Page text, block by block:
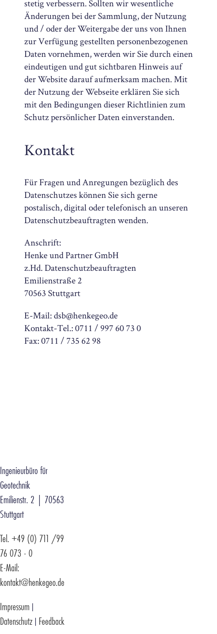
stetig verbessern. Sollten wir wesentliche
Änderungen bei der Sammlung, der Nutzung
und / oder der Weitergabe der uns von Ihnen
zur Verfügung gestellten personenbezogenen
Daten vornehmen, werden wir Sie durch einen
eindeutigen und gut sichtbaren Hinweis auf
der Website darauf aufmerksam machen. Mit
der Nutzung der Webseite erklären Sie sich
mit den Bedingungen dieser Richtlinien zum
Schutz persönlicher Daten einverstanden.
Kontakt
Für Fragen und Anregungen bezüglich des
Datenschutzes können Sie sich gerne
postalisch, digital oder telefonisch an unseren
Datenschutzbeauftragten wenden.
Anschrift:
Henke und Partner GmbH
z.Hd. Datenschutzbeauftragten
Emilienstraße 2
70563 Stuttgart
E-Mail: dsb@henkegeo.de
Kontakt-Tel.: 0711 / 997 60 73 0
Fax: 0711 / 735 62 98
Ingenieurbüro für
Geotechnik
Emilienstr. 2 | 70563
Stuttgart
Tel. +49 (0) 711 /99
76 073 - 0
E-Mail:
kontakt@henkegeo.de
Impressum |
Datenschutz | Feedback